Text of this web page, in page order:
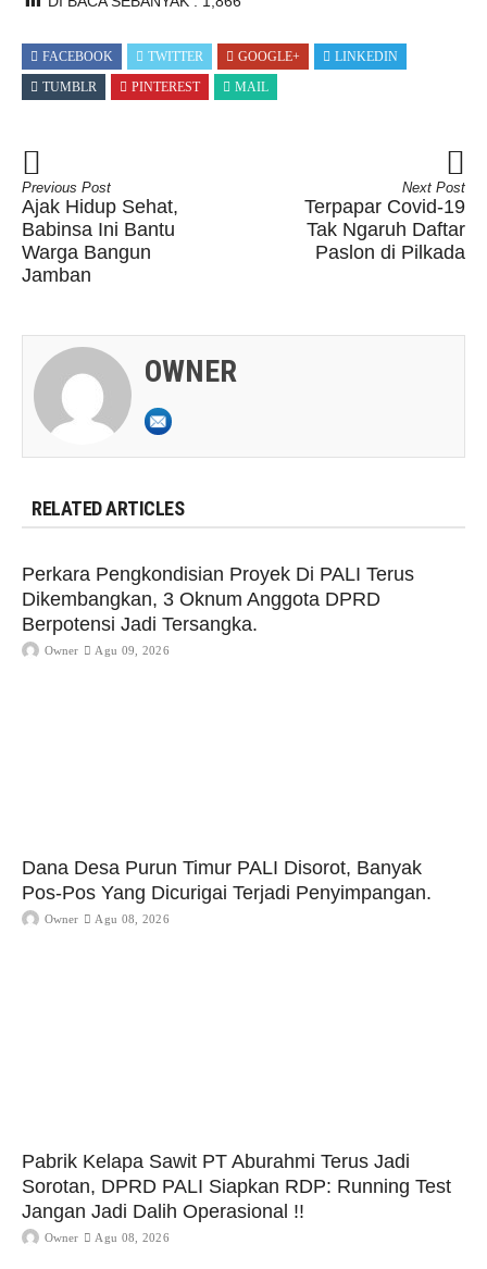
FACEBOOK TWITTER GOOGLE+
LINKEDIN
TUMBLR
PINTEREST MAIL
Previous Post
Ajak Hidup Sehat,
Babinsa Ini Bantu
Warga Bangun
Jamban
Next Post
Terpapar Covid-19
Tak Ngaruh Daftar
Paslon di Pilkada
OWNER
RELATED ARTICLES
Perkara Pengkondisian Proyek Di PALI Terus
Dikembangkan, 3 Oknum Anggota DPRD
Berpotensi Jadi Tersangka.
Owner Agu 09, 2026
Dana Desa Purun Timur PALI Disorot, Banyak
Pos-Pos Yang Dicurigai Terjadi Penyimpangan.
Owner Agu 08, 2026
Pabrik Kelapa Sawit PT Aburahmi Terus Jadi
Sorotan, DPRD PALI Siapkan RDP: Running Test
Jangan Jadi Dalih Operasional !!
Owner Agu 08, 2026